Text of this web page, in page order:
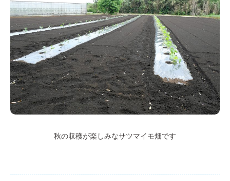
秋の収穫が楽しみなサツマイモ畑です